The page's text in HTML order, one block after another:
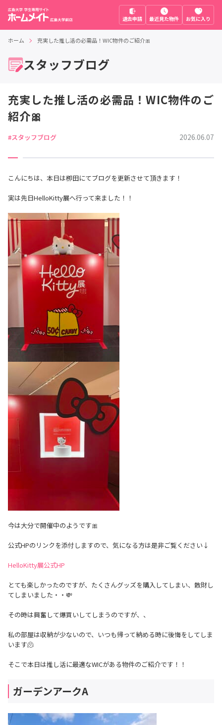
退去申請 最近見た物件 お気に入り
ホーム 充実した推し活の必需品！WIC物件のご紹介🎀
スタッフブログ
充実した推し活の必需品！WIC物件のご
紹介🎀
#スタッフブログ 2026.06.07
こんにちは、本日は栁田にてブログを更新させて頂きます！
実は先日HelloKitty展へ行って来ました！！
今は大分で開催中のようです🎀
公式HPのリンクを添付しますので、気になる方は是非ご覧ください↓
HelloKitty展公式HP
とても楽しかったのですが、たくさんグッズを購入してしまい、散財し
てしまいました・・💸
その時は興奮して爆買いしてしまうのですが、、
私の部屋は収納が少ないので、いつも帰って納める時に後悔をしてしま
います🫠
そこで本日は推し活に最適なWICがある物件のご紹介です！！
ガーデンアークA